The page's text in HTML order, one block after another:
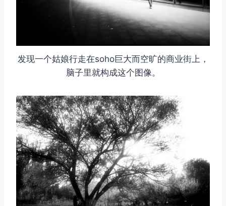
发现一个姑娘行走在soho巨大而空旷的商业街上，
脑子里就构成这个图像。